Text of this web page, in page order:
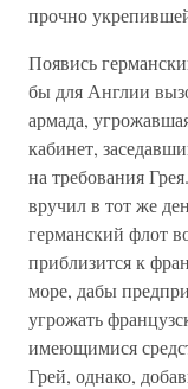
прочно
Появись
бы для Англии
армада,
кабинет,
на требования
вручил в тот же
германский флот
приблизится к
море, дабы
угрожать
имеющимися
Грей, однако,